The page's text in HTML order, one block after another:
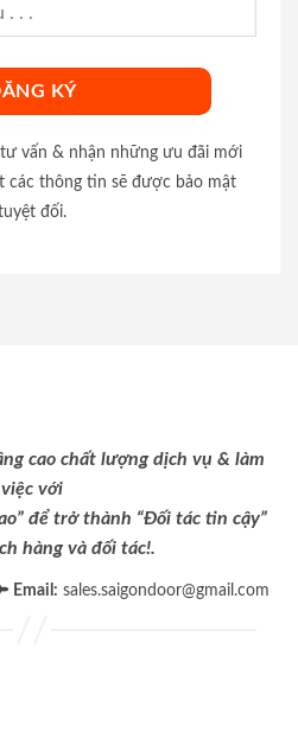
vấn & nhận những ưu đãi mới
các thông tin sẽ được bảo mật
đối.
cao chất lượng dịch vụ & làm
việc với
để trở thành “Đối tác tin cậy”
hàng và đối tác!.
Email : sales.saigondoor@gmail.com